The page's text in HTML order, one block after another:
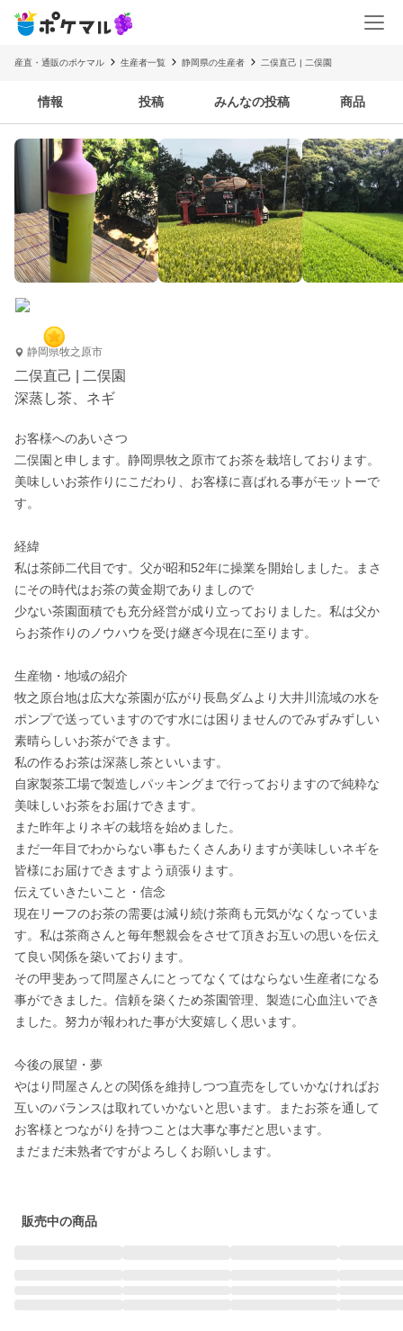
産直・通販のポケマル 生産者一覧 静岡県の生産者 二俣直己 | 二俣園
情報 投稿 みんなの投稿 商品
静岡県牧之原市
二俣直己 | 二俣園
深蒸し茶、ネギ
お客様へのあいさつ
二俣園と申します。静岡県牧之原市てお茶を栽培しております。
美味しいお茶作りにこだわり、お客様に喜ばれる事がモットーで
す。
経緯
私は茶師二代目です。父が昭和52年に操業を開始しました。まさ
にその時代はお茶の黄金期でありましので
少ない茶園面積でも充分経営が成り立っておりました。私は父か
らお茶作りのノウハウを受け継ぎ今現在に至ります。
生産物・地域の紹介
牧之原台地は広大な茶園が広がり長島ダムより大井川流域の水を
ポンプで送っていますのです水には困りませんのでみずみずしい
素晴らしいお茶ができます。
私の作るお茶は深蒸し茶といいます。
自家製茶工場で製造しパッキングまで行っておりますので純粋な
美味しいお茶をお届けできます。
また昨年よりネギの栽培を始めました。
まだ一年目でわからない事もたくさんありますが美味しいネギを
皆様にお届けできますよう頑張ります。
伝えていきたいこと・信念
現在リーフのお茶の需要は減り続け茶商も元気がなくなっていま
す。私は茶商さんと毎年懇親会をさせて頂きお互いの思いを伝え
て良い関係を築いております。
その甲斐あって問屋さんにとってなくてはならない生産者になる
事ができました。信頼を築くため茶園管理、製造に心血注いでき
ました。努力が報われた事が大変嬉しく思います。
今後の展望・夢
やはり問屋さんとの関係を維持しつつ直売をしていかなければお
互いのバランスは取れていかないと思います。またお茶を通して
お客様とつながりを持つことは大事な事だと思います。
まだまだ未熟者ですがよろしくお願いします。
販売中の商品